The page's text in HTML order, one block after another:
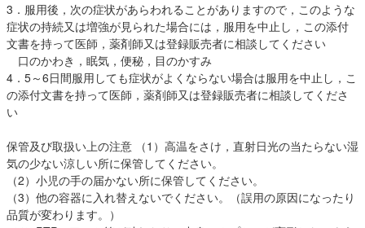
3．服用後，次の症状があらわれることがありますので，このような
症状の持続又は増強が見られた場合には，服用を中止し，この添付
文書を持って医師，薬剤師又は登録販売者に相談してください
口のかわき，眠気，便秘，目のかすみ
4．5～6日間服用しても症状がよくならない場合は服用を中止し，こ
の添付文書を持って医師，薬剤師又は登録販売者に相談してくださ
い
保管及び取扱い上の注意 （1）高温をさけ，直射日光の当たらない湿
気の少ない涼しい所に保管してください。
（2）小児の手の届かない所に保管してください。
（3）他の容器に入れ替えないでください。（誤用の原因になったり
品質が変わります。）